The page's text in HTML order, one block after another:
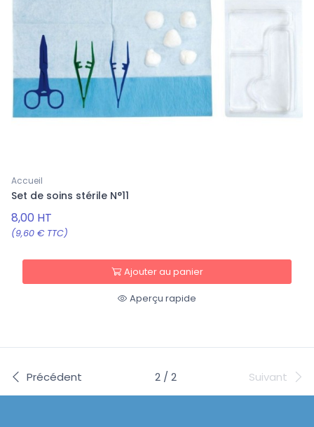
Accueil
Set de soins stérile N°11
8,00 HT
(9,60 € TTC)
Ajouter au panier
Aperçu rapide
Précédent 2 / 2 Suivant